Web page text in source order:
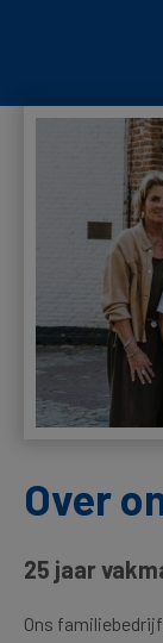
Over
25 jaar
Ons